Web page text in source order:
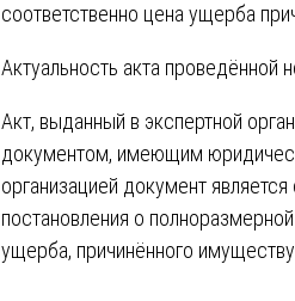
соответственно цена ущерба
Актуальность акта проведённой
Акт, выданный в экспертной
документом, имеющим
организацией документ
постановления о
ущерба, причинённого